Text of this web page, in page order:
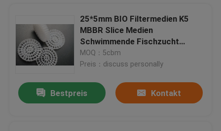
25*5mm BIO Filtermedien K5
MBBR Slice Medien
Schwimmende Fischzucht
Bioballe
MOQ：5cbm
Preis：discuss personally
Bestpreis Kontakt